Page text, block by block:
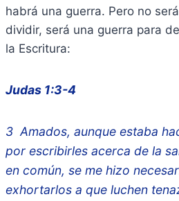
habrá una guerra. Pero no
dividir, será una guerra para
la Escritura:
Judas 1:3-4
3 Amados, aunque estaba
por escribirles acerca de la
en común, se me hizo
exhortarlos a que luchen